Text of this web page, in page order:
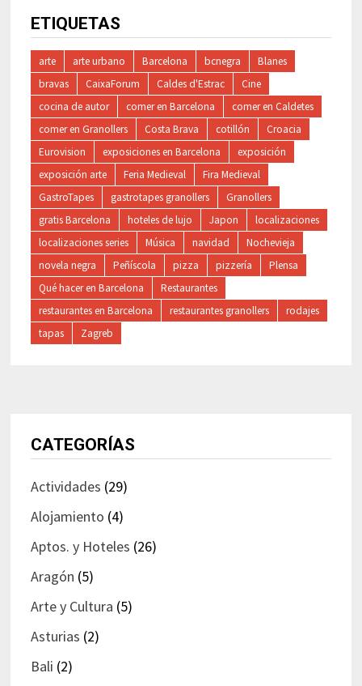
ETIQUETAS
arte arte urbano Barcelona bcnegra
Blanes
bravas
CaixaForum Caldes d'Estrac
Cine
cocina de autor
comer en Barcelona
comer en Caldetes
comer en Granollers
Costa Brava cotillón
Croacia
Eurovision
exposiciones en Barcelona
exposición
exposición arte
Feria Medieval
Fira Medieval
GastroTapes
gastrotapes granollers
Granollers
gratis Barcelona
hoteles de lujo Japon
localizaciones
localizaciones series
Música navidad
Nochevieja
novela negra
Peñíscola pizza pizzería
Plensa
Qué hacer en Barcelona
Restaurantes
restaurantes en Barcelona
restaurantes granollers
rodajes
tapas
Zagreb
CATEGORÍAS
Actividades (29)
Alojamiento (4)
Aptos. y Hoteles (26)
Aragón (5)
Arte y Cultura (5)
Asturias (2)
Bali (2)